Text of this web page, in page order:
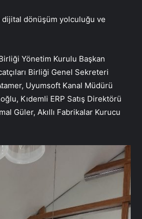
dönüşüm yolculuğu ve
Yönetim Kurulu Başkan
Birliği Genel Sekreteri
Uyumsoft Kanal Müdürü
Kıdemli ERP Satış Direktörü
Güler, Akıllı Fabrikalar Kurucu